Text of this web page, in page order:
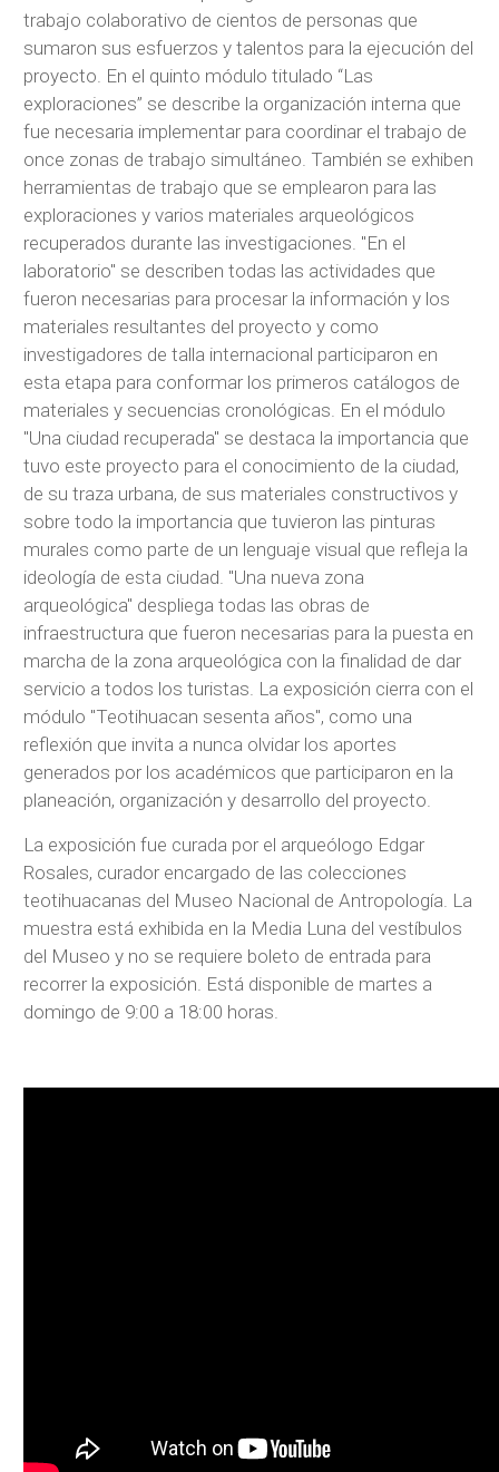
trabajo colaborativo de cientos de personas que
sumaron sus esfuerzos y talentos para la ejecución del
proyecto. En el quinto módulo titulado “Las
exploraciones” se describe la organización interna que
fue necesaria implementar para coordinar el trabajo de
once zonas de trabajo simultáneo. También se exhiben
herramientas de trabajo que se emplearon para las
exploraciones y varios materiales arqueológicos
recuperados durante las investigaciones. "En el
laboratorio" se describen todas las actividades que
fueron necesarias para procesar la información y los
materiales resultantes del proyecto y como
investigadores de talla internacional participaron en
esta etapa para conformar los primeros catálogos de
materiales y secuencias cronológicas. En el módulo
"Una ciudad recuperada" se destaca la importancia que
tuvo este proyecto para el conocimiento de la ciudad,
de su traza urbana, de sus materiales constructivos y
sobre todo la importancia que tuvieron las pinturas
murales como parte de un lenguaje visual que refleja la
ideología de esta ciudad. "Una nueva zona
arqueológica" despliega todas las obras de
infraestructura que fueron necesarias para la puesta en
marcha de la zona arqueológica con la finalidad de dar
servicio a todos los turistas. La exposición cierra con el
módulo "Teotihuacan sesenta años", como una
reflexión que invita a nunca olvidar los aportes
generados por los académicos que participaron en la
planeación, organización y desarrollo del proyecto.
La exposición fue curada por el arqueólogo Edgar
Rosales, curador encargado de las colecciones
teotihuacanas del Museo Nacional de Antropología. La
muestra está exhibida en la Media Luna del vestíbulos
del Museo y no se requiere boleto de entrada para
recorrer la exposición. Está disponible de martes a
domingo de 9:00 a 18:00 horas.